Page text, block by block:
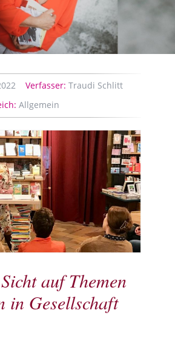
Verfasser: Traudi Schlitt
Allgemein
auf Themen
in Gesellschaft